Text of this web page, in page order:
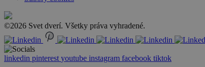
©2026 Svet dverí. Všetky práva vyhradené.
linkedin pinterest youtube instagram facebook tiktok